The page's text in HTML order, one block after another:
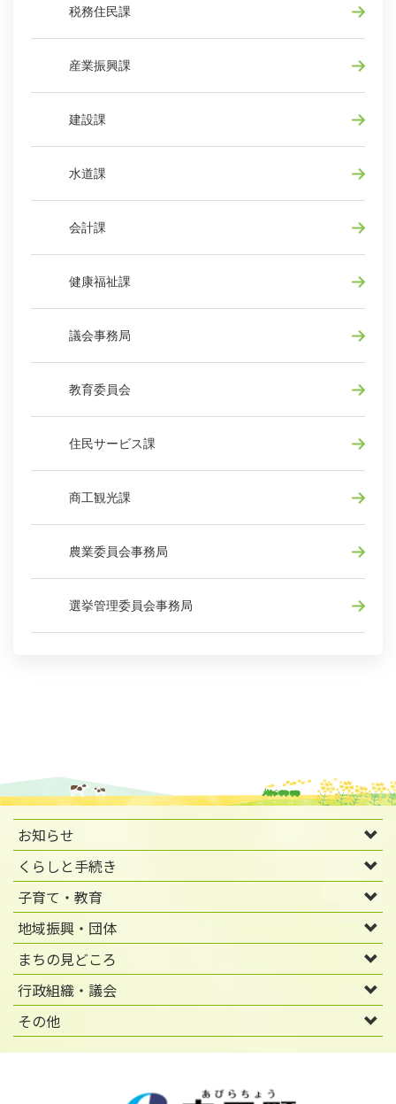
税務住民課
産業振興課
建設課
水道課
会計課
健康福祉課
議会事務局
教育委員会
住民サービス課
商工観光課
農業委員会事務局
選挙管理委員会事務局
お知らせ
くらしと手続き
子育て・教育
地域振興・団体
まちの見どころ
行政組織・議会
その他